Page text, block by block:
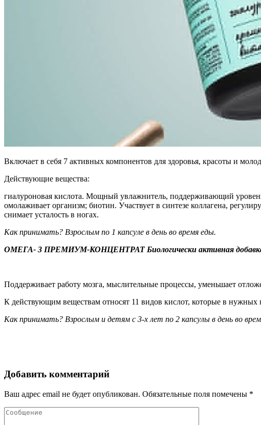
Включает в себя 7 активных компонентов для здоровья, красоты и
Действующие вещества:
гиалуроновая кислота. Мощный увлажнитель, поддерживающий
омолаживает организм; биотин. Участвует в синтезе коллагена,
снимает усталость в ногах.
Как принимать? Взрослым по 1 капсуле в день во время еды.
ОМЕГА- 3 ПРЕМИУМ-КОНЦЕНТРАТ Биологически активная
Поддерживает работу мозга, мыслительные процессы, уменьшает
К действующим веществам относят 11 видов кислот, которые в нужных
Как принимать? Взрослым и детям с 3-х лет по 2 капсулы в день во
Добавить комментарий
Ваш адрес email не будет опубликован. Обязательные поля помечены *